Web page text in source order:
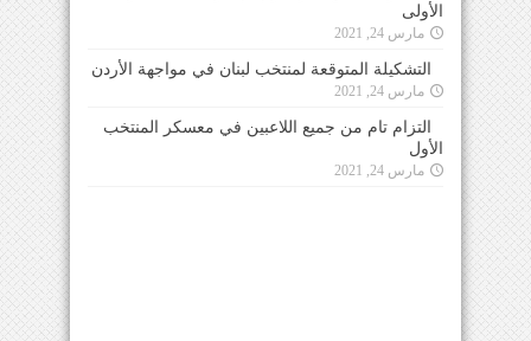
الأولى
مارس 24, 2021
التشكيلة المتوقعة لمنتخب لبنان في مواجهة الأردن
مارس 24, 2021
التزام تام من جميع اللاعبين في معسكر المنتخب
الأول
مارس 24, 2021